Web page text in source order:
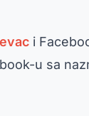
i
u sa